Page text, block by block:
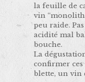
la feuille de
vin
peu raide.
acidité mal
bouche.
La
confirmer ces
blette, un vin